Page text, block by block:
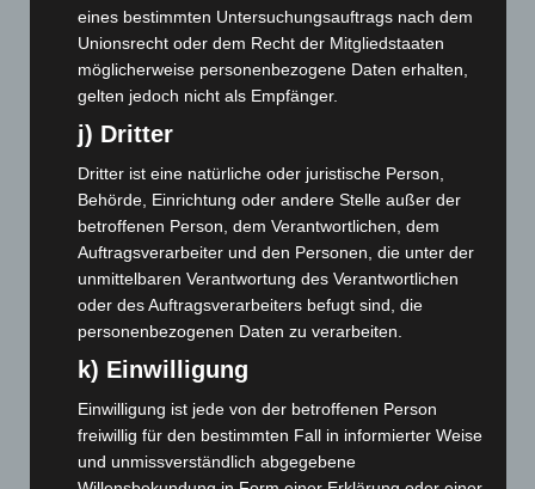
Juli 2025(90)
Juni 2025(103)
Mai 2025 (112)
April 2025 (88)
Februar 2025 (96)
Januar 2025(88)
Dezember 2024(89)
November 2024(94)
Oktober 2024(93)
September 2024(112)
August 2024(107)
Juli 2024(89)
Juni 2024(107)
eines bestimmten Untersuchungsauftrags nach dem
Unionsrecht oder dem Recht der Mitgliedstaaten
möglicherweise personenbezogene Daten erhalten,
gelten jedoch nicht als Empfänger.
j) Dritter
Dritter ist eine natürliche oder juristische Person,
Behörde, Einrichtung oder andere Stelle außer der
betroffenen Person, dem Verantwortlichen, dem
Auftragsverarbeiter und den Personen, die unter der
unmittelbaren Verantwortung des Verantwortlichen
oder des Auftragsverarbeiters befugt sind, die
personenbezogenen Daten zu verarbeiten.
k) Einwilligung
Einwilligung ist jede von der betroffenen Person
freiwillig für den bestimmten Fall in informierter Weise
und unmissverständlich abgegebene